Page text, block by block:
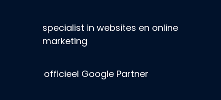
specialist in websites en online
marketing
officieel Google Partner